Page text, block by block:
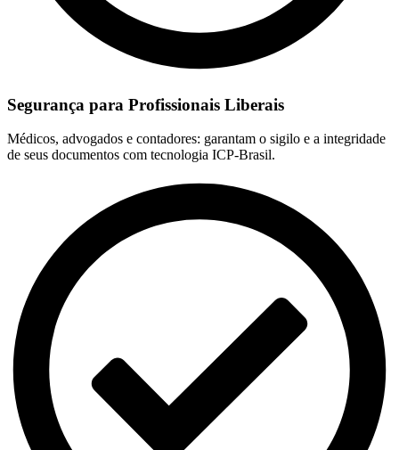
Segurança para Profissionais Liberais
Médicos, advogados e contadores: garantam o sigilo e a integridade
de seus documentos com tecnologia ICP-Brasil.